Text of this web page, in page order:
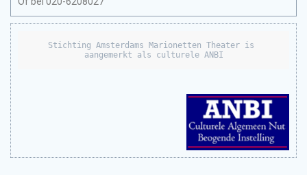
Stichting Amsterdams Marionetten Theater is
aangemerkt als culturele ANBI